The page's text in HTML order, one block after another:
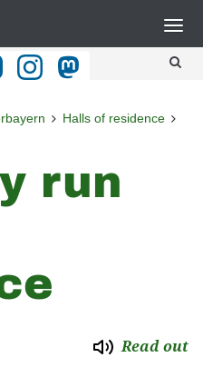
Halls of residence
run
Read out